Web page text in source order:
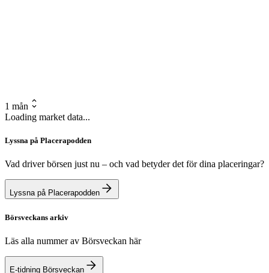
1 mån
Loading market data...
Lyssna på Placerapodden
Vad driver börsen just nu – och vad betyder det för dina placeringar?
Lyssna på Placerapodden
Börsveckans arkiv
Läs alla nummer av Börsveckan här
E-tidning Börsveckan